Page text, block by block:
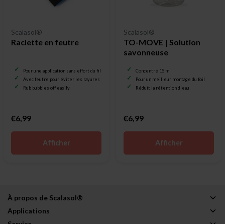
Scalasol®
Raclette en feutre
Pour une application sans effort du film pour vitrage
Avec feutre pour éviter les rayures
Rub bubbles off easily
€6,99
Afficher
Scalasol®
TO-MOVE | Solution
savonneuse
Concentré 15 ml
Pour un meilleur montage du foil
Réduit la rétention d'eau
€6,99
Afficher
À propos de Scalasol®
Applications